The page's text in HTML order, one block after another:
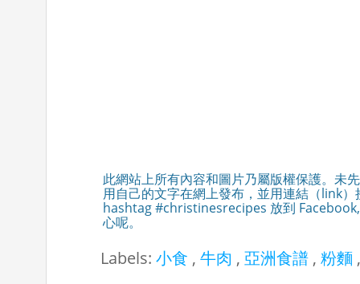
此網站上所有內容和圖片乃屬版權保護。未
用自己的文字在網上發布，並用連結（link
hashtag #christinesrecipes 放到
心呢。
Labels: 小食 , 牛肉 , 亞洲食譜 , 粉麵